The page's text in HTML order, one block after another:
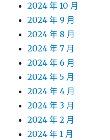
2024 年 10 月
2024 年 9 月
2024 年 8 月
2024 年 7 月
2024 年 6 月
2024 年 5 月
2024 年 4 月
2024 年 3 月
2024 年 2 月
2024 年 1 月